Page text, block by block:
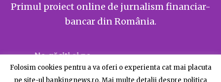
Primul proiect online de jurnalism financiar-
bancar din România.
Ne găsiți și pe
Folosim cookies pentru a va oferi o experienta cat mai placuta